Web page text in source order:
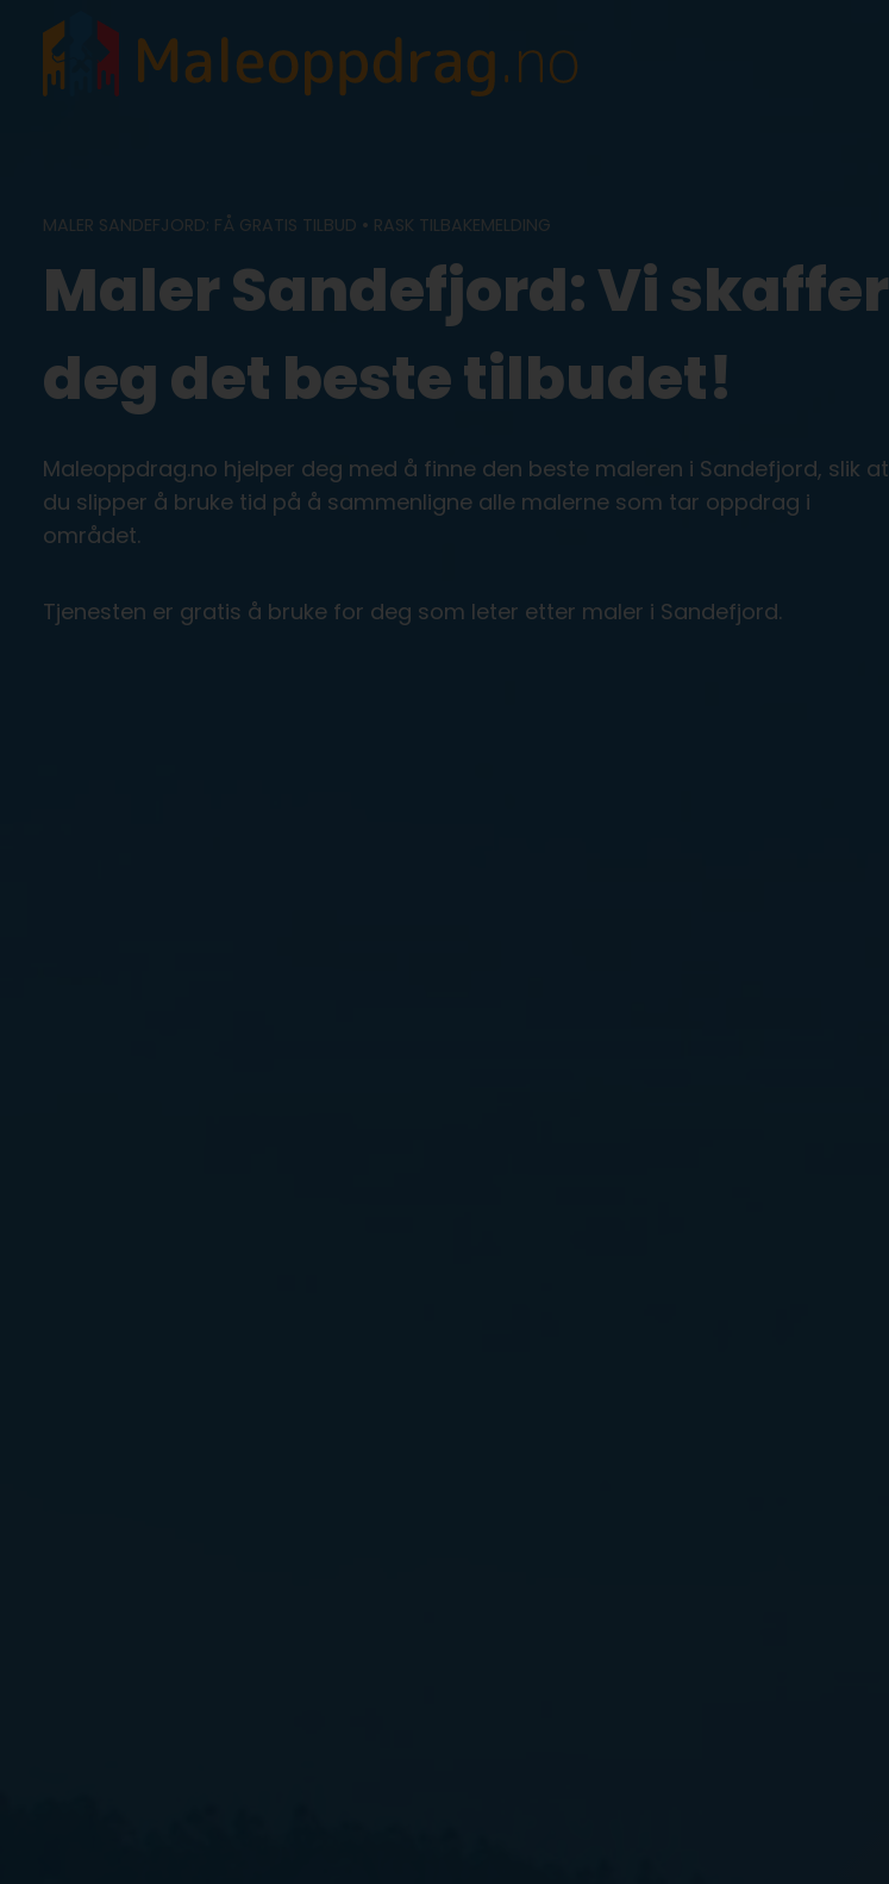
content
MALER SANDEFJORD: FÅ GRATIS TILBUD • RASK TILBAKEMELDING
Maler Sandefjord: Vi skaffer
deg det beste tilbudet!
Maleoppdrag.no hjelper deg med å finne den beste maleren i Sandefjord, slik at
du slipper å bruke tid på å sammenligne alle malerne som tar oppdrag i
området.
Tjenesten er gratis å bruke for deg som leter etter maler i Sandefjord.